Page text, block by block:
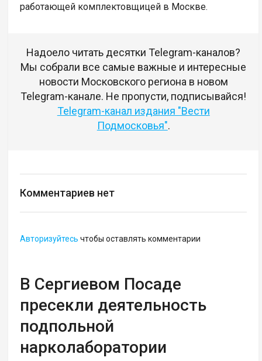
работающей комплектовщицей в Москве.
Надоело читать десятки Telegram-каналов?
Мы собрали все самые важные и интересные
новости Московского региона в новом
Telegram-канале. Не пропусти, подписывайся!
Telegram-канал издания "Вести
Подмосковья".
Комментариев нет
Авторизуйтесь чтобы оставлять комментарии
В Сергиевом Посаде
пресекли деятельность
подпольной
нарколаборатории